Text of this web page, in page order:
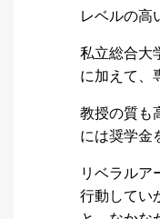
レベルの高
私立総合大
に加えて、
教授の質も
には奨学金
リベラルア
行動してい